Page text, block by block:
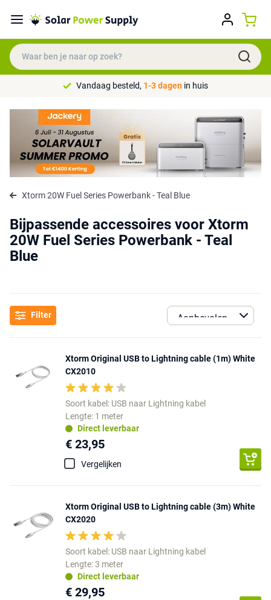
Vandaag besteld, 1-3 dagen in huis
Xtorm 20W Fuel Series Powerbank - Teal Blue
Bijpassende accessoires voor Xtorm
20W Fuel Series Powerbank - Teal
Blue
Filter
Xtorm Original USB to Lightning cable (1m) White
CX2010
Soort kabel: USB naar Lightning kabel
Lengte: 1 meter
Direct leverbaar
€ 23,95
Vergelijken
Xtorm Original USB to Lightning cable (3m) White
CX2020
Soort kabel: USB naar Lightning kabel
Lengte: 3 meter
Direct leverbaar
€ 29,95